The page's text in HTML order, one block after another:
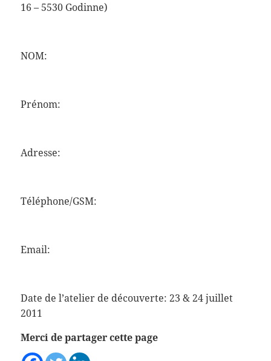
16 – 5530 Godinne)
NOM:
Prénom:
Adresse:
Téléphone/GSM:
Email:
Date de l’atelier de découverte: 23 & 24 juillet
2011
Merci de partager cette page